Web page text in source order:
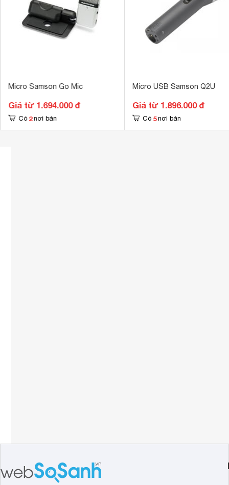
Micro Samson Go Mic
Giá từ 1.694.000 đ
Có 2 nơi bán
Micro USB Samson Q2U
Giá từ 1.896.000 đ
Có 5 nơi bán